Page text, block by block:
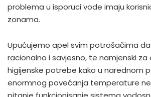
problema u isporuci vode imaju
zonama.
Upućujemo apel svim potrošačima
racionalno i savjesno, te namjenski za
higijenske potrebe kako u narednom
enormnog povećanja temperature